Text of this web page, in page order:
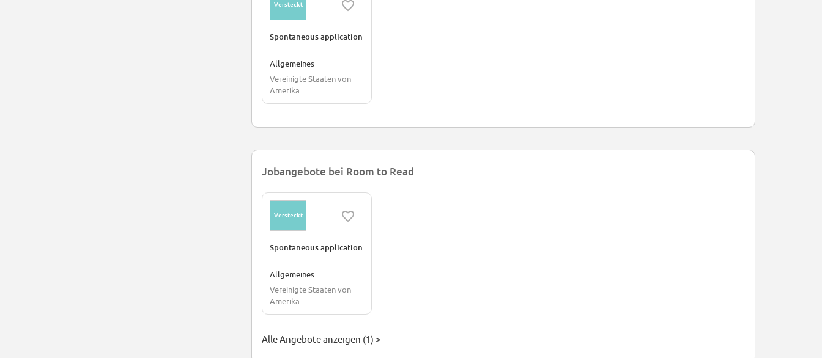
Versteckt
Spontaneous application
Allgemeines
Vereinigte Staaten von
Amerika
Jobangebote bei Room to Read
Versteckt
Spontaneous application
Allgemeines
Vereinigte Staaten von
Amerika
Alle Angebote anzeigen (1) >